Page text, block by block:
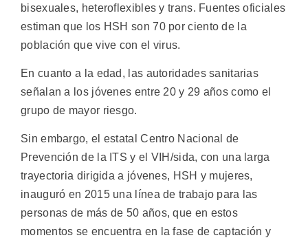
bisexuales, heteroflexibles y trans. Fuentes oficiales
estiman que los HSH son 70 por ciento de la
población que vive con el virus.
En cuanto a la edad, las autoridades sanitarias
señalan a los jóvenes entre 20 y 29 años como el
grupo de mayor riesgo.
Sin embargo, el estatal Centro Nacional de
Prevención de la ITS y el VIH/sida, con una larga
trayectoria dirigida a jóvenes, HSH y mujeres,
inauguró en 2015 una línea de trabajo para las
personas de más de 50 años, que en estos
momentos se encuentra en la fase de captación y